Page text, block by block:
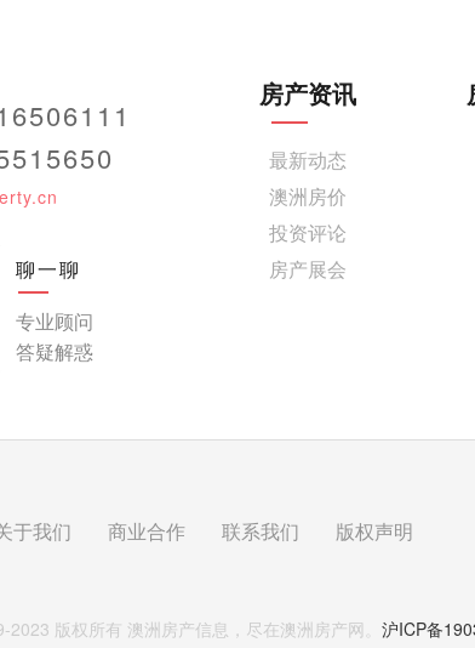
聊一聊
专业顾问
答疑解惑
房产资讯
最新动态
澳洲房价
投资评论
房产展会
于我们 商业合作 联系我们 版权声明
2023 版权所有 澳洲房产信息，尽在澳洲房产网。 沪ICP备